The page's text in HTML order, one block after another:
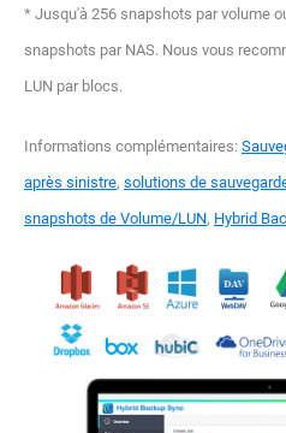
* Jusqu'à 256 snapshots par volume
snapshots par NAS. Nous vous
LUN par blocs.
Informations complémentaires:
après sinistre, solutions de
snapshots de Volume/LUN, Hybrid